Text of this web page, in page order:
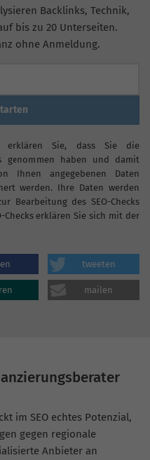
Backlinks, Technik,
bis zu 20 Unterseiten.
ohne Anmeldung.
erklären Sie, dass Sie die
genommen haben und damit
Ihnen angegebenen Daten
werden. Ihre Daten werden
Bearbeitung des SEO-Checks
Checks erklären Sie sich mit der
tweeten
mailen
im SEO echtes Potenzial,
gegen regionale
Anbieter an